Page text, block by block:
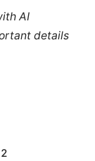
AI
details